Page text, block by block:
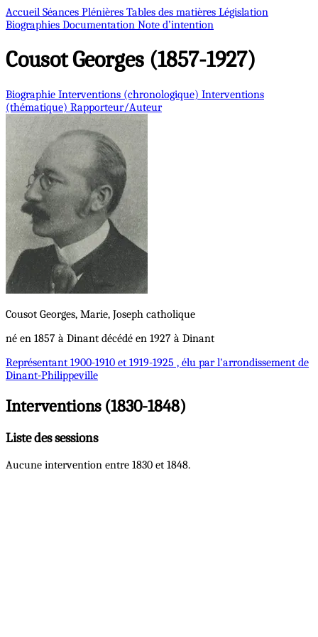
Accueil Séances Plénières Tables des matières Législation
Biographies Documentation Note d’intention
CousotGeorges (1857-1927)
Biographie Interventions (chronologique) Interventions
(thématique) Rapporteur/Auteur
Cousot Georges, Marie, Joseph catholique
né en 1857 à Dinant décédé en 1927 à Dinant
Représentant 1900-1910 et 1919-1925 , élu par l'arrondissement de
Dinant-Philippeville
Interventions (1830-1848)
Liste des sessions
Aucune intervention entre 1830 et 1848.